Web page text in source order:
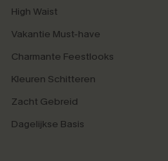
High Waist
Vakantie Must-have
Charmante Feestlooks
Kleuren Schitteren
Zacht Gebreid
Dagelijkse Basis